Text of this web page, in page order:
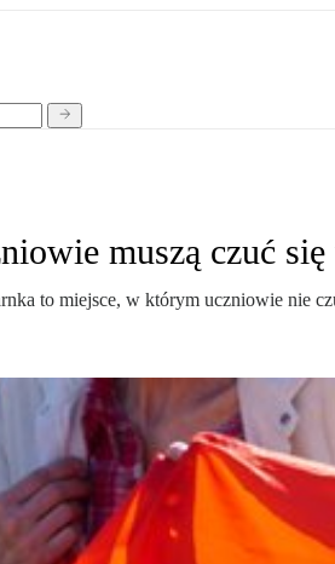
muszą czuć
to miejsce, w którym uczniowie